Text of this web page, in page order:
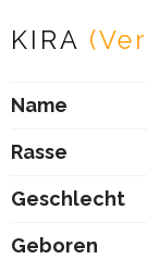
KIRA
Name
Rasse
Geschlecht
Geboren